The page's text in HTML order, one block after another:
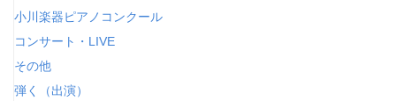
小川楽器ピアノコンクール
コンサート・LIVE
その他
弾く（出演）